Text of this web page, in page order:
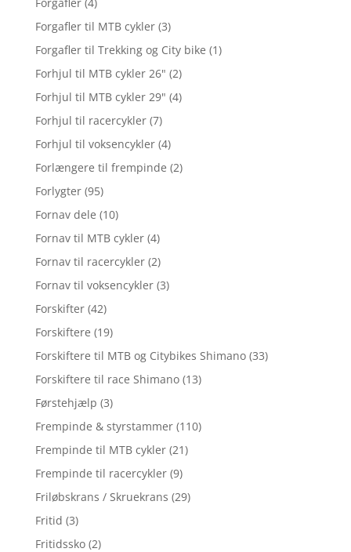
Forgafler til MTB cykler (3)
Forgafler til Trekking og City bike (1)
Forhjul til MTB cykler 26" (2)
Forhjul til MTB cykler 29" (4)
Forhjul til racercykler (7)
Forhjul til voksencykler (4)
Forlængere til frempinde (2)
Forlygter (95)
Fornav dele (10)
Fornav til MTB cykler (4)
Fornav til racercykler (2)
Fornav til voksencykler (3)
Forskifter (42)
Forskiftere (19)
Forskiftere til MTB og Citybikes Shimano (33)
Forskiftere til race Shimano (13)
Førstehjælp (3)
Frempinde & styrstammer (110)
Frempinde til MTB cykler (21)
Frempinde til racercykler (9)
Friløbskrans / Skruekrans (29)
Fritid (3)
Fritidssko (2)